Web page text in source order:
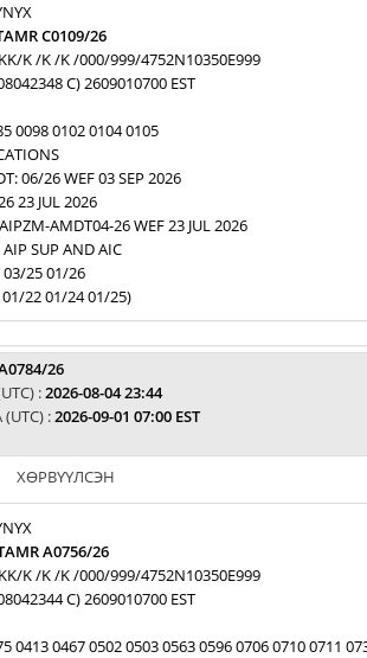
C0109/26
K /K /K /000/999/4752N10350E999
C) 2609010700 EST
0098 0102 0104 0105
06/26 WEF 03 SEP 2026
23 JUL 2026
AMDT04-26 WEF 23 JUL 2026
SUP AND AIC
03/25 01/26
01/22 01/24 01/25)
26
:2026-08-04 23:44
:2026-09-01 07:00 EST
ХӨРВҮҮЛСЭН
A0756/26
K /K /K /000/999/4752N10350E999
C) 2609010700 EST
0413 0467 0502 0503 0563 0596 0706 0710 0711